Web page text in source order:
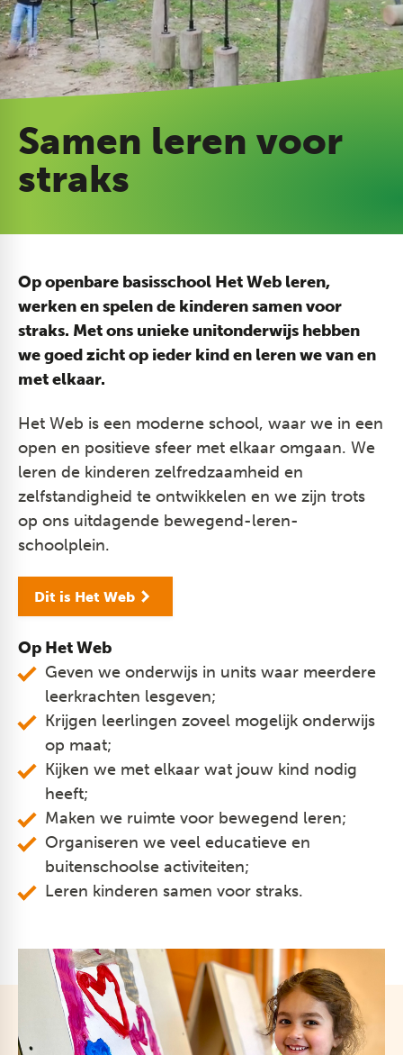
Samen leren voor
straks
Op openbare basisschool Het Web leren,
werken en spelen de kinderen samen voor
straks. Met ons unieke unitonderwijs hebben
we goed zicht op ieder kind en leren we van en
met elkaar.
Het Web is een moderne school, waar we in een
open en positieve sfeer met elkaar omgaan. We
leren de kinderen zelfredzaamheid en
zelfstandigheid te ontwikkelen en we zijn trots
op ons uitdagende bewegend-leren-
schoolplein.
Dit is Het Web
Op Het Web
Geven we onderwijs in units waar meerdere
leerkrachten lesgeven;
Krijgen leerlingen zoveel mogelijk onderwijs
op maat;
Kijken we met elkaar wat jouw kind nodig
heeft;
Maken we ruimte voor bewegend leren;
Organiseren we veel educatieve en
buitenschoolse activiteiten;
Leren kinderen samen voor straks.